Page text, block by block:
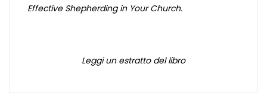
Effective Shepherding in Your Church.
Leggi un estratto del libro